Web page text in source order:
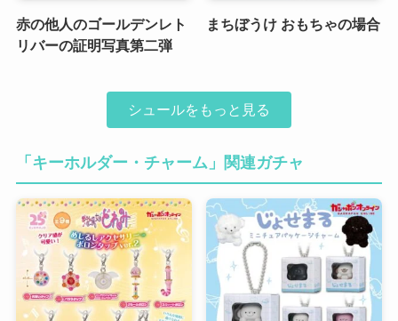
赤の他人のゴールデンレト
リバーの証明写真第二弾
まちぼうけ おもちゃの場合
シュールをもっと見る
「キーホルダー・チャーム」関連ガチャ